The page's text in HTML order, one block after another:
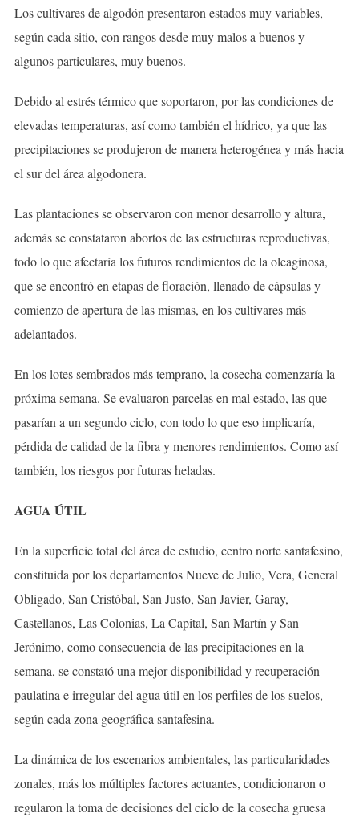
Los cultivares de algodón presentaron estados muy variables,
según cada sitio, con rangos desde muy malos a buenos y
algunos particulares, muy buenos.
Debido al estrés térmico que soportaron, por las condiciones de
elevadas temperaturas, así como también el hídrico, ya que las
precipitaciones se produjeron de manera heterogénea y más hacia
el sur del área algodonera.
Las plantaciones se observaron con menor desarrollo y altura,
además se constataron abortos de las estructuras reproductivas,
todo lo que afectaría los futuros rendimientos de la oleaginosa,
que se encontró en etapas de floración, llenado de cápsulas y
comienzo de apertura de las mismas, en los cultivares más
adelantados.
En los lotes sembrados más temprano, la cosecha comenzaría la
próxima semana. Se evaluaron parcelas en mal estado, las que
pasarían a un segundo ciclo, con todo lo que eso implicaría,
pérdida de calidad de la fibra y menores rendimientos. Como así
también, los riesgos por futuras heladas.
AGUA ÚTIL
En la superficie total del área de estudio, centro norte santafesino,
constituida por los departamentos Nueve de Julio, Vera, General
Obligado, San Cristóbal, San Justo, San Javier, Garay,
Castellanos, Las Colonias, La Capital, San Martín y San
Jerónimo, como consecuencia de las precipitaciones en la
semana, se constató una mejor disponibilidad y recuperación
paulatina e irregular del agua útil en los perfiles de los suelos,
según cada zona geográfica santafesina.
La dinámica de los escenarios ambientales, las particularidades
zonales, más los múltiples factores actuantes, condicionaron o
regularon la toma de decisiones del ciclo de la cosecha gruesa